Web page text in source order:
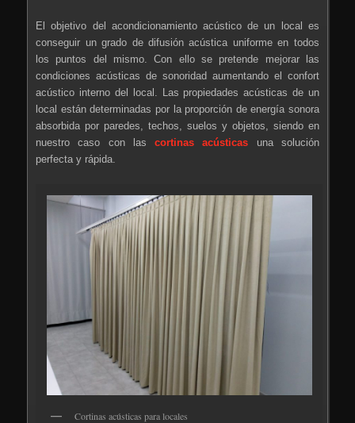
El objetivo del acondicionamiento acústico de un local es
conseguir un grado de difusión acústica uniforme en todos
los puntos del mismo. Con ello se pretende mejorar las
condiciones acústicas de sonoridad aumentando el confort
acústico interno del local. Las propiedades acústicas de un
local están determinadas por la proporción de energí­a sonora
absorbida por paredes, techos, suelos y objetos, siendo en
nuestro caso con lascortinas acústicas una solución
perfecta y rápida.
Cortinas acústicas para locales